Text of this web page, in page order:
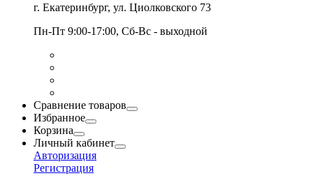
г. Екатеринбург, ул. Циолковского 73
Пн-Пт 9:00-17:00, Сб-Вс - выходной
Сравнение товаров
Избранное
Корзина
Личный кабинет
Авторизация
Регистрация